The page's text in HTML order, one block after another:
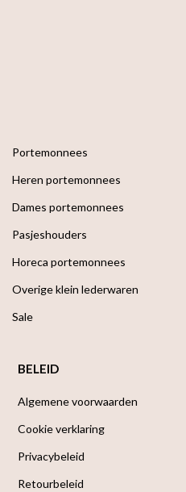
Portemonnees
Heren portemonnees
Dames portemonnees
Pasjeshouders
Horeca portemonnees
Overige klein lederwaren
Sale
BELEID
Algemene voorwaarden
Cookie verklaring
Privacybeleid
Retourbeleid